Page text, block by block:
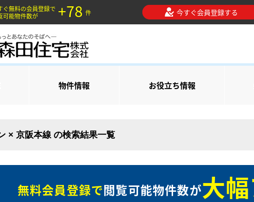
ぐ無料の会員登録で
可能物件数が
+78 件 今すぐ会員登録する
物件情報 お役立ち情報
× 京阪本線 の検索結果一覧
無料会員登録で閲覧可能物件数が大